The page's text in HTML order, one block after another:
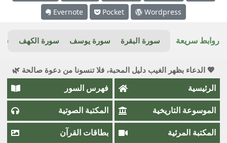
Evernote
Pocket Wordpress
روابط سريعة سورة البقرة سورة يوسف سورة الكهف
💖 الدعاء بظهر الغيب دليل المحبة، فلا تنسونا من دعوة صالحة 🌿
الرئيسية فهرس السور
الموسوعة التاريخية المكتبة الصوتية
المكتبة المرئية بطاقات القرآن